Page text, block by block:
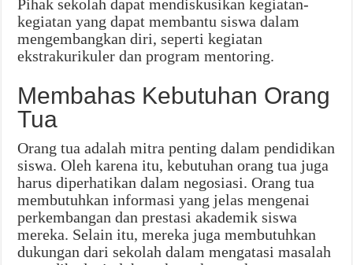
Pihak sekolah dapat mendiskusikan kegiatan-
kegiatan yang dapat membantu siswa dalam
mengembangkan diri, seperti kegiatan
ekstrakurikuler dan program mentoring.
Membahas Kebutuhan Orang
Tua
Orang tua adalah mitra penting dalam pendidikan
siswa. Oleh karena itu, kebutuhan orang tua juga
harus diperhatikan dalam negosiasi. Orang tua
membutuhkan informasi yang jelas mengenai
perkembangan dan prestasi akademik siswa
mereka. Selain itu, mereka juga membutuhkan
dukungan dari sekolah dalam mengatasi masalah